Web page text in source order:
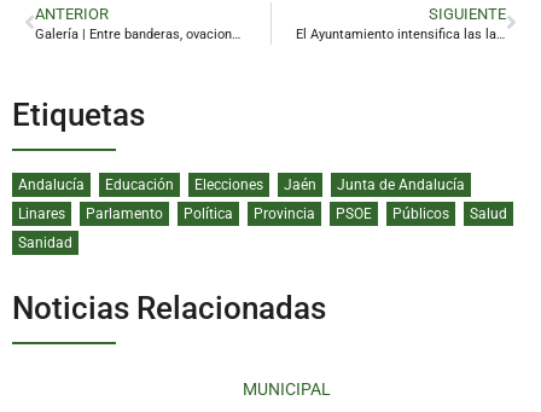
ANTERIOR
Galería | Entre banderas, ovaciones y un mediodía de comuniones y política
SIGUIENTE
El Ayuntamiento intensifica las labores de limpieza y desbroce en los espacios municipales
Etiquetas
Andalucía Educación Elecciones Jaén
Junta de Andalucía
Linares
Parlamento Política Provincia PSOE Públicos
Salud
Sanidad
Noticias Relacionadas
MUNICIPAL